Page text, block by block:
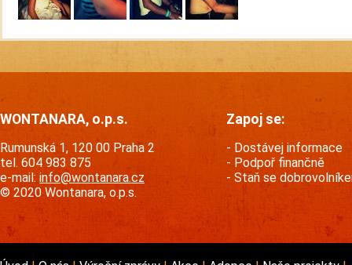
WONTANARA, o.p.s.
Rumunská 1, 120 00 Praha 2
tel. 604 983 875
e-mail: info@wontanara.cz
© 2020 Wontanara, o.p.s.
Zapoj se:
Dostávej informace
Podpoř finančně
Staň se